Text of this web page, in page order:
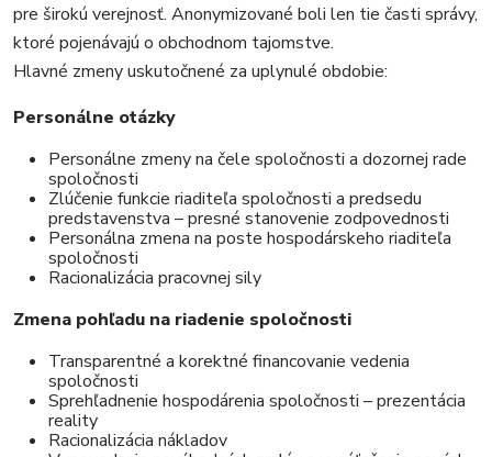
pre širokú verejnosť. Anonymizované boli len tie časti správy,
ktoré pojenávajú o obchodnom tajomstve.
Hlavné zmeny uskutočnené za uplynulé obdobie:
Personálne otázky
Personálne zmeny na čele spoločnosti a dozornej rade
spoločnosti
Zlúčenie funkcie riaditeľa spoločnosti a predsedu
predstavenstva – presné stanovenie zodpovednosti
Personálna zmena na poste hospodárskeho riaditeľa
spoločnosti
Racionalizácia pracovnej sily
Zmena pohľadu na riadenie spoločnosti
Transparentné a korektné financovanie vedenia
spoločnosti
Sprehľadnenie hospodárenia spoločnosti – prezentácia
reality
Racionalizácia nákladov